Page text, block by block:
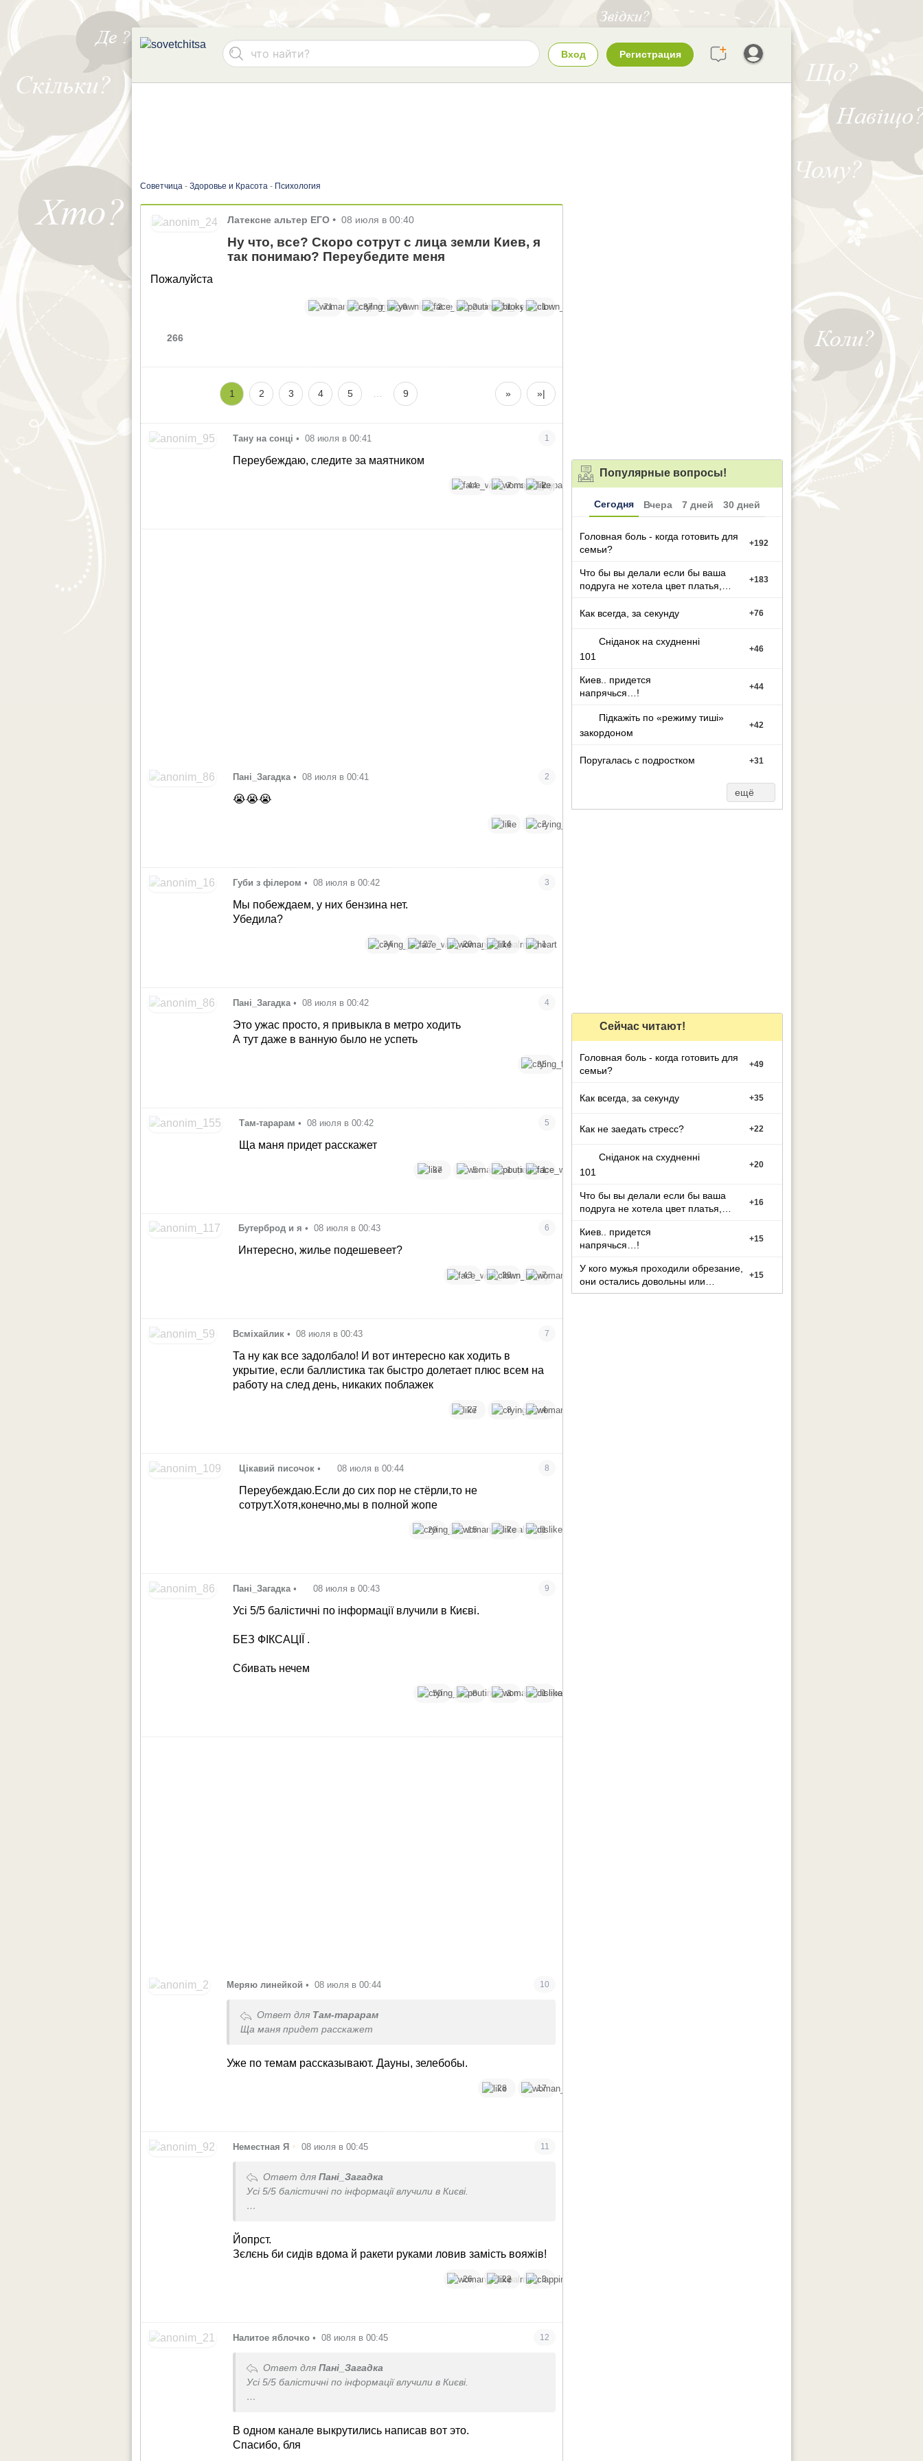
Вход Регистрация
Советчица - Здоровье и Красота - Психология
Латексне альтер ЕГО • 08 июля в 00:40
Ну что, все? Скоро сотрут с лица земли Киев, я
так понимаю? Переубедите меня
Пожалуйста
71 37 6 2 2 1 1
266
» »|
1 2 3 4 5 9
Тану на сонці • 08 июля в 00:41 1
Переубеждаю, следите за маятником
44 7 2
Пані_Загадка • 08 июля в 00:41 2
😭😭😭
6 2
Губи з філером • 08 июля в 00:42 3
Мы побеждаем, у них бензина нет.
Убедила?
34 27 20 14 1
Пані_Загадка • 08 июля в 00:42 4
Это ужас просто, я привыкла в метро ходить
А тут даже в ванную было не успеть
35
Там-тарарам • 08 июля в 00:42 5
Ща маня придет расскажет
37 5 1 1
Бутерброд и я • 08 июля в 00:43 6
Интересно, жилье подешевеет?
43 30 7
Всміхайлик • 08 июля в 00:43 7
Та ну как все задолбало! И вот интересно как ходить в
укрытие, если баллистика так быстро долетает плюс всем на
работу на след день, никаких поблажек
27 8 4
Цікавий писочок • 08 июля в 00:44 8
Переубеждаю.Если до сих пор не стёрли,то не
сотрут.Хотя,конечно,мы в полной жопе
29 15 7 1
Пані_Загадка • 08 июля в 00:43 9
Усі 5/5 балістичні по інформації влучили в Києві.
БЕЗ ФІКСАЦІЇ .
Сбивать нечем
50 8 3 1
Меряю линейкой • 08 июля в 00:44 10
Ответ для Там-тарарам
Ща маня придет расскажет
Уже по темам рассказывают. Дауны, зелебобы.
28 17
Неместная Я • 08 июля в 00:45 11
Ответ для Пані_Загадка
Усі 5/5 балістичні по інформації влучили в Києві.
Сбивать нечем
Йопрст.
Зєлєнь би сидів вдома й ракети руками ловив замість вояжів!
26 22 3
Налитое яблочко • 08 июля в 00:45 12
Ответ для Пані_Загадка
Усі 5/5 балістичні по інформації влучили в Києві.
Сбивать нечем
В одном канале выкрутились написав вот это.
Спасибо, бля
Популярные вопросы!
Сегодня Вчера 7 дней 30 дней
Головная боль - когда готовить для
семьи?
+192
Что бы вы делали если бы ваша
подруга не хотела цвет платья,
+183
Как всегда, за секунду +76
Сніданок на схудненні
101
+46
Киев.. придется
напрячься…!
+44
Підкажіть по «режиму тиші»
закордоном
+42
Поругалась с подростком +31
ещё
Сейчас читают!
Головная боль - когда готовить для
семьи?
+49
Как всегда, за секунду +35
Как не заедать стресс? +22
Сніданок на схудненні
101
+20
Что бы вы делали если бы ваша
подруга не хотела цвет платья,
+16
Киев.. придется
напрячься…!
+15
У кого мужья проходили обрезание,
они остались довольны или
нет?
+15